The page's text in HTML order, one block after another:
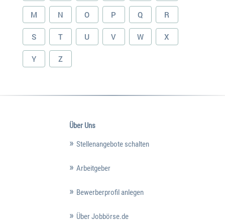
M N O P Q R
S T U V W X
Y Z
Über Uns
Stellenangebote schalten
Arbeitgeber
Bewerberprofil anlegen
Über Jobbörse.de